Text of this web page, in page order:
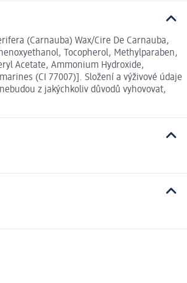
(Carnauba) Wax/Cire De Carnauba,
Tocopherol, Methylparaben,
Acetate, Ammonium Hydroxide,
(CI 77007)]. Složení a výživové údaje
z jakýchkoliv důvodů vyhovovat,